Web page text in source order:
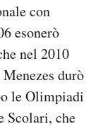
con
esonerò
nel 2010
durò
le Olimpiadi
Scolari, che